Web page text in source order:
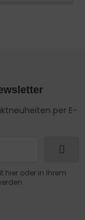
per E-
hier oder in Ihrem